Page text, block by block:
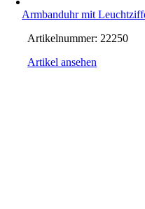
Armbanduhr mit
Artikelnummer: 22250
Artikel ansehen